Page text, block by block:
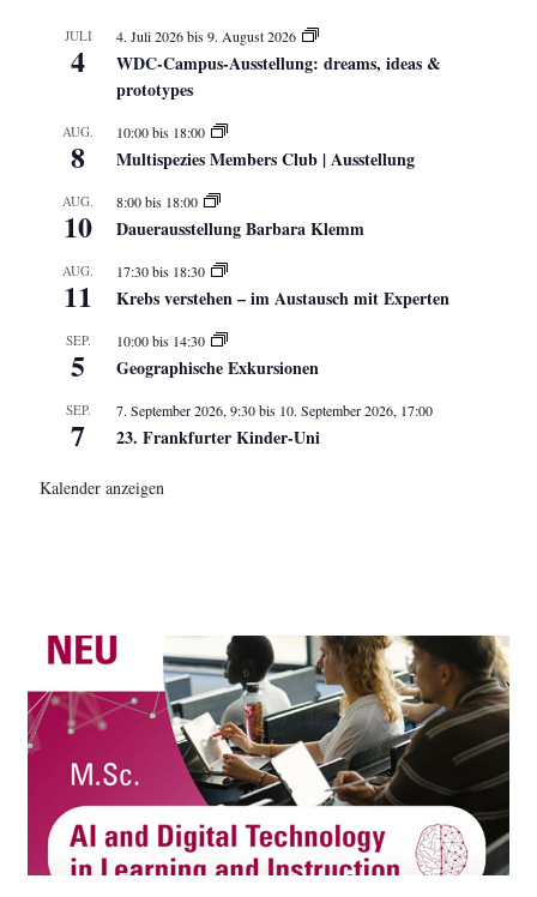
JULI
4
4. Juli 2026bis9. August 2026
WDC-Campus-Ausstellung: dreams, ideas &
prototypes
AUG.
8
10:00bis 18:00
Multispezies Members Club | Ausstellung
AUG.
10
8:00bis 18:00
Dauerausstellung Barbara Klemm
AUG.
11
17:30bis 18:30
Krebs verstehen – im Austausch mit Experten
SEP.
5
10:00bis 14:30
Geographische Exkursionen
SEP.
7
7. September 2026, 9:30bis 10. September 2026, 17:00
23. Frankfurter Kinder-Uni
Kalender anzeigen